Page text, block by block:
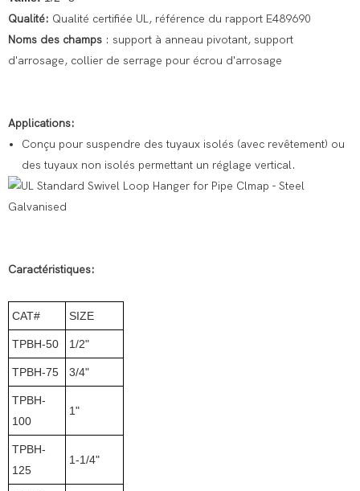
Qualité: Qualité certifiée UL, référence du rapport E489690
Noms des champs : support à anneau pivotant, support
d'arrosage, collier de serrage pour écrou d'arrosage
Applications:
Conçu pour suspendre des tuyaux isolés (avec revêtement) ou
des tuyaux non isolés permettant un réglage vertical.
Caractéristiques:
CAT# SIZE
TPBH-50 1/2"
TPBH-75 3/4"
TPBH-
100
1"
TPBH-
125
1-1/4"